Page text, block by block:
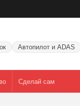
Автопилот и ADAS
Сделай сам